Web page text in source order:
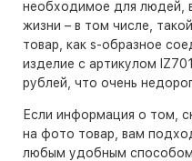
необходимое для людей,
жизни – в том числе,
товар, как s-образное
изделие с артикулом
рублей, что очень
Если информация о том,
на фото товар, вам
любым удобным